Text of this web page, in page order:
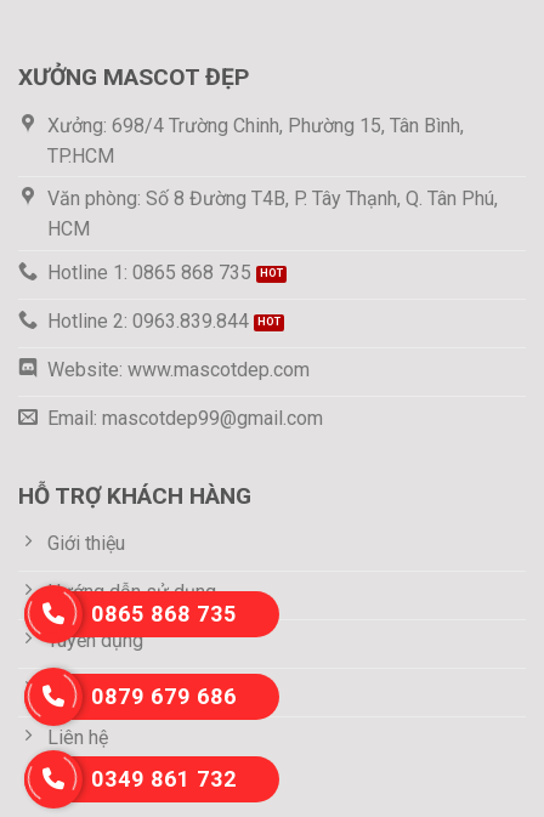
XƯỞNG MASCOT ĐẸP
Xưởng: 698/4 Trường Chinh, Phường 15, Tân Bình,
TP.HCM
Văn phòng: Số 8 Đường T4B, P. Tây Thạnh, Q. Tân Phú,
HCM
Hotline 1: 0865 868 735
Hotline 2: 0963.839.844
Website: www.mascotdep.com
Email: mascotdep99@gmail.com
HỖ TRỢ KHÁCH HÀNG
Giới thiệu
Hướng dẫn sử dụng
Tuyển dụng
Thông tin thanh toán
Liên hệ
0865 868 735
0879 679 686
0349 861 732